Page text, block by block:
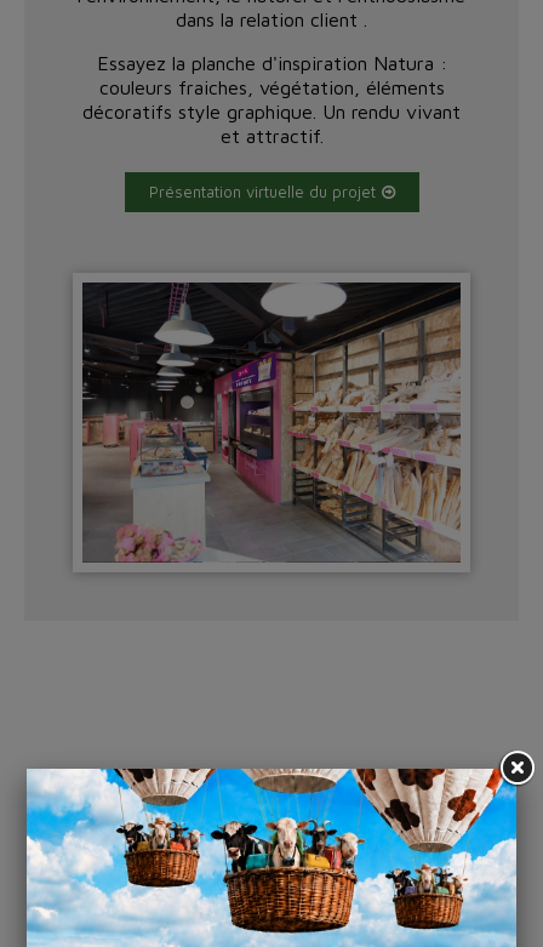
dans la relation client .
Essayez la planche d'inspiration Natura :
couleurs fraiches, végétation, éléments
décoratifs style graphique. Un rendu vivant
et attractif.
Présentation virtuelle du projet
UNE DEVANTURE DE
BOULANGERIE ADAPTÉE
Affichez votre positionnement, vos atouts, vos
valeurs ! Augmentez la fréquentation de votre